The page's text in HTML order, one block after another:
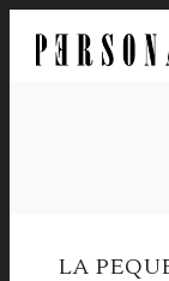
LA